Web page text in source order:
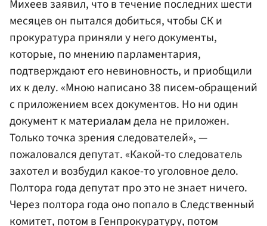
Михеев заявил, что в течение последних шести
месяцев он пытался добиться, чтобы СК и
прокуратура приняли у него документы,
которые, по мнению парламентария,
подтверждают его невиновность, и приобщили
их к делу. «Мною написано 38 писем-обращений
с приложением всех документов. Но ни один
документ к материалам дела не приложен.
Только точка зрения следователей», —
пожаловался депутат. «Какой-то следователь
захотел и возбудил какое-то уголовное дело.
Полтора года депутат про это не знает ничего.
Через полтора года оно попало в Следственный
комитет, потом в Генпрокуратуру, потом